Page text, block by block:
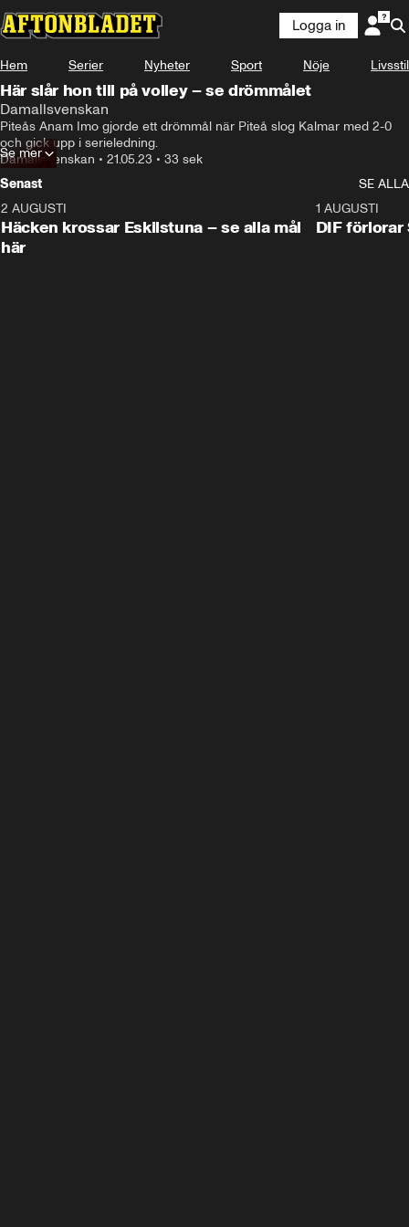
Logga in
Hem Serier Nyheter Sport Nöje Livsstil
Här slår hon till på volley – se drömmålet
Damallsvenskan
Piteås Anam Imo gjorde ett drömmål när Piteå slog Kalmar med 2-0
och gick upp i serieledning.
Damallsvenskan • 21.05.23 • 33 sek
Se mer
Senast
SE ALLA
2 AUGUSTI
Häcken krossar Eskilstuna – se alla mål
här
1 AUGUSTI
DIF